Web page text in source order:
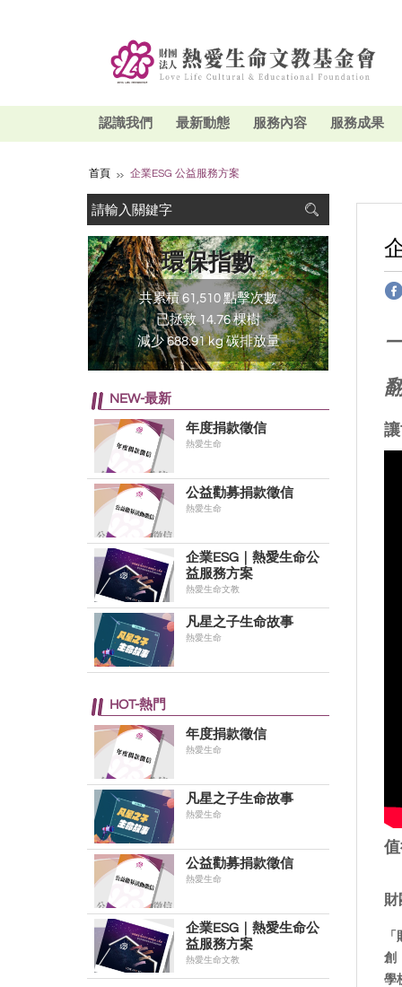
認識我們 最新動態 服務內容 服務成果
首頁 企業ESG 公益服務方案
財
創
學
環保指數
共累積 61,510 點擊次數
已拯救 14.76 棵樹
減少 688.91 kg 碳排放量
NEW-最新
年度捐款徵信
熱愛生命
公益勸募捐款徵信
熱愛生命
企業ESG｜熱愛生命公
益服務方案
熱愛生命文教
凡星之子生命故事
熱愛生命
HOT-熱門
年度捐款徵信
熱愛生命
凡星之子生命故事
熱愛生命
公益勸募捐款徵信
熱愛生命
企業ESG｜熱愛生命公
益服務方案
熱愛生命文教